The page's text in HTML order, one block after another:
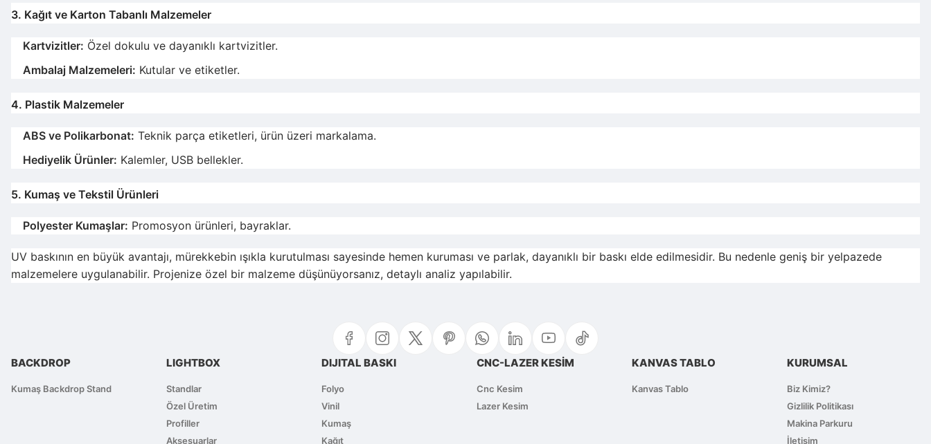
3. Kağıt ve Karton Tabanlı Malzemeler
Kartvizitler: Özel dokulu ve dayanıklı kartvizitler.
Ambalaj Malzemeleri: Kutular ve etiketler.
4. Plastik Malzemeler
ABS ve Polikarbonat: Teknik parça etiketleri, ürün üzeri markalama.
Hediyelik Ürünler: Kalemler, USB bellekler.
5. Kumaş ve Tekstil Ürünleri
Polyester Kumaşlar: Promosyon ürünleri, bayraklar.
UV baskının en büyük avantajı, mürekkebin ışıkla kurutulması sayesinde hemen kuruması ve parlak, dayanıklı bir baskı elde edilmesidir. Bu nedenle geniş bir yelpazede
malzemelere uygulanabilir. Projenize özel bir malzeme düşünüyorsanız, detaylı analiz yapılabilir.
BACKDROP
Kumaş Backdrop Stand
LIGHTBOX
Standlar
Özel Üretim
Profiller
Aksesuarlar
DIJITAL BASKI
Folyo
Vinil
Kumaş
Kağıt
CNC-LAZER KESİM
Cnc Kesim
Lazer Kesim
KANVAS TABLO
Kanvas Tablo
KURUMSAL
Biz Kimiz?
Gizlilik Politikası
Makina Parkuru
İletişim